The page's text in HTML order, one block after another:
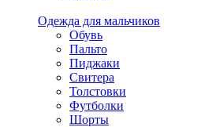
Одежда для мальчиков
Обувь
Пальто
Пиджаки
Свитера
Толстовки
Футболки
Шорты